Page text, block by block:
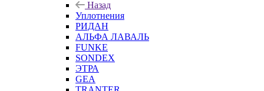
Назад
Уплотнения
РИДАН
АЛЬФА ЛАВАЛЬ
FUNKE
SONDEX
ЭТРА
GEA